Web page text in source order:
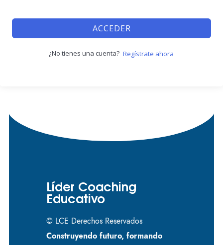
ACCEDER
¿No tienes una cuenta? Regístrate ahora
Líder Coaching
Educativo
© LCE Derechos Reservados
Construyendo futuro, formando